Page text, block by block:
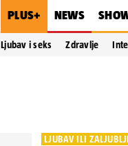
PLUS+ NEWS
Ljubav i seks Zdravlje
LJUBAV ILI